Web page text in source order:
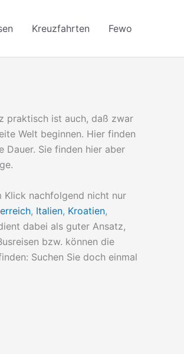
Kreuzfahrten Fewo
praktisch ist auch, daß zwar
Welt beginnen. Hier finden
Dauer. Sie finden hier aber
Klick nachfolgend nicht nur
, Italien, Kroatien,
dabei als guter Ansatz,
bzw. können die
Suchen Sie doch einmal